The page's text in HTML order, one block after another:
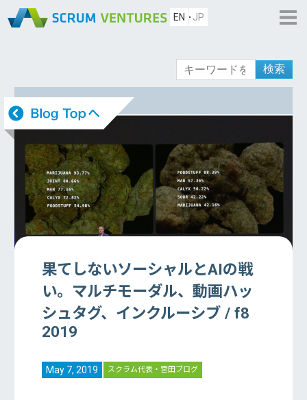
EN JP
検索
果てしないソーシャルとAIの戦
い。マルチモーダル、動画ハッ
シュタグ、インクルーシブ / f8
2019
May 7, 2019 スクラム代表・宮田ブログ